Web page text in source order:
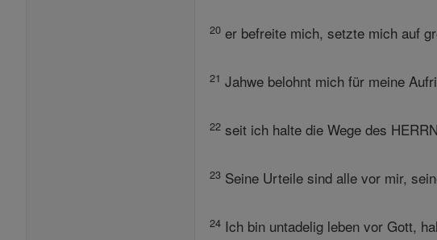
20 er befreite mich, setzte mich auf
21 Jahwe belohnt mich für meine
22 seit ich halte die Wege des
23 Seine Urteile sind alle vor mir,
24 Ich bin untadelig leben vor Gott,